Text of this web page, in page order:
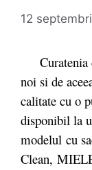
12
Curatenia
noi si de
calitate cu o
disponibil la
modelul cu
Clean,